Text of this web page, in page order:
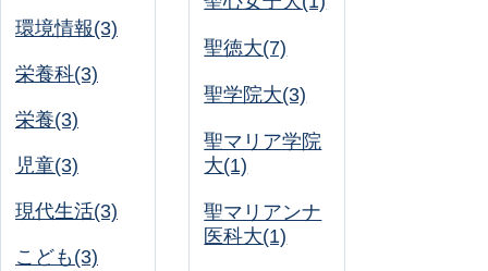
環境情報(3)
栄養科(3)
栄養(3)
児童(3)
現代生活(3)
こども(3)
聖徳大(7)
聖学院大(3)
聖マリア学院
大(1)
聖マリアンナ
医科大(1)